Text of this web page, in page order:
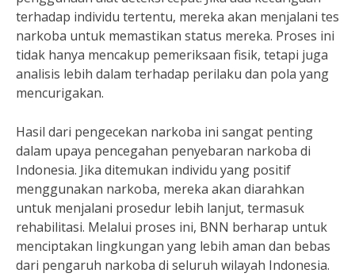
terhadap individu tertentu, mereka akan menjalani tes
narkoba untuk memastikan status mereka. Proses ini
tidak hanya mencakup pemeriksaan fisik, tetapi juga
analisis lebih dalam terhadap perilaku dan pola yang
mencurigakan.
Hasil dari pengecekan narkoba ini sangat penting
dalam upaya pencegahan penyebaran narkoba di
Indonesia. Jika ditemukan individu yang positif
menggunakan narkoba, mereka akan diarahkan
untuk menjalani prosedur lebih lanjut, termasuk
rehabilitasi. Melalui proses ini, BNN berharap untuk
menciptakan lingkungan yang lebih aman dan bebas
dari pengaruh narkoba di seluruh wilayah Indonesia.